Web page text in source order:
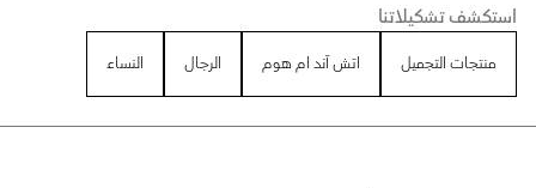
استكشف تشكيلاتنا
منتجات التجميل اتش آند ام هوم الرجال النساء